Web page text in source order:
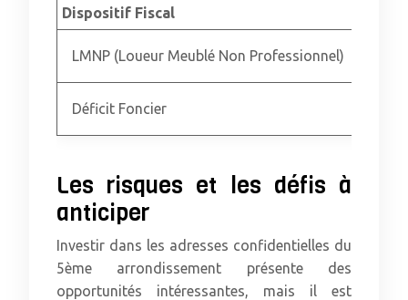
Dispositif Fiscal
LMNP (Loueur Meublé Non Professionnel)
Déficit Foncier
Les risques et les défis à
anticiper
Investir dans les adresses confidentielles du
5ème arrondissement présente des
opportunités intéressantes, mais il est